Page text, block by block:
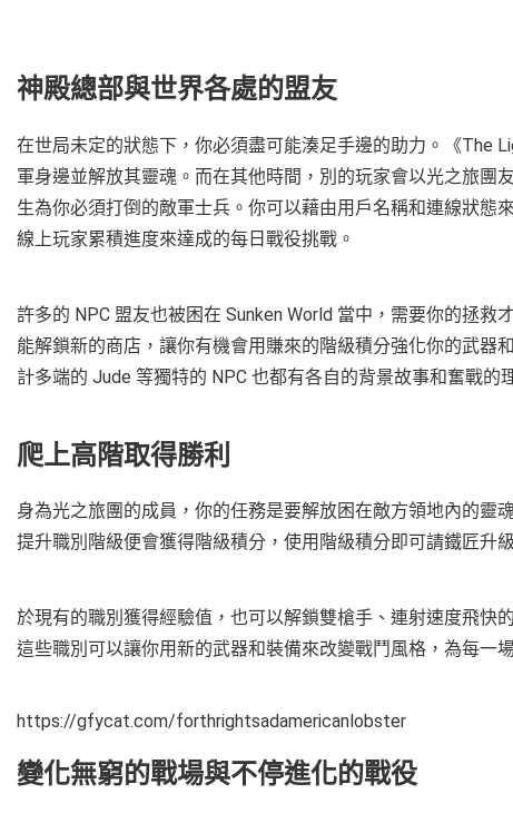
神殿總部與世界各處的盟友
在世局未定的狀態下，你必須盡可能湊足手邊的助力。《The
軍身邊並解放其靈魂。而在其他時間，別的玩家會以光之旅團
生為你必須打倒的敵軍士兵。你可以藉由用戶名稱和連線狀態
線上玩家累積進度來達成的每日戰役挑戰。
許多的 NPC 盟友也被困在 Sunken World 當中，需要你的拯
能解鎖新的商店，讓你有機會用賺來的階級積分強化你的武器
計多端的 Jude 等獨特的 NPC 也都有各自的背景故事和奮戰的
爬上高階取得勝利
身為光之旅團的成員，你的任務是要解放困在敵方領地內的靈
提升職別階級便會獲得階級積分，使用階級積分即可請鐵匠升
於現有的職別獲得經驗值，也可以解鎖雙槍手、連射速度飛快
這些職別可以讓你用新的武器和裝備來改變戰鬥風格，為每一
https://gfycat.com/forthrightsadamericanlobster
變化無窮的戰場與不停進化的戰役